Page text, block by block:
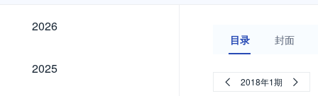
2026
2026
2025
2025
目录 封面
2018年1期